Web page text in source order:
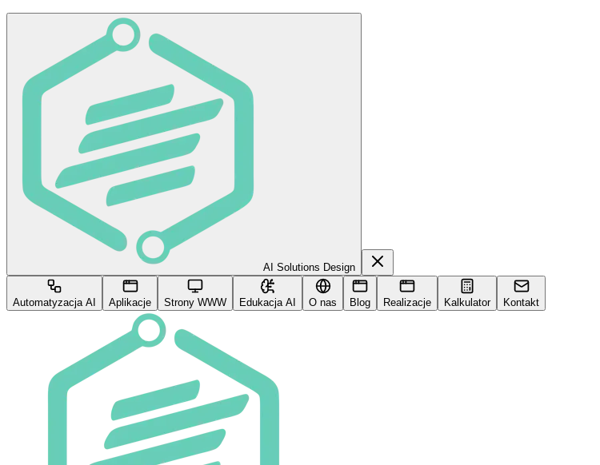
AI Solutions Design
Automatyzacja AI Aplikacje Strony WWW Edukacja AI O nas Blog Realizacje Kalkulator Kontakt